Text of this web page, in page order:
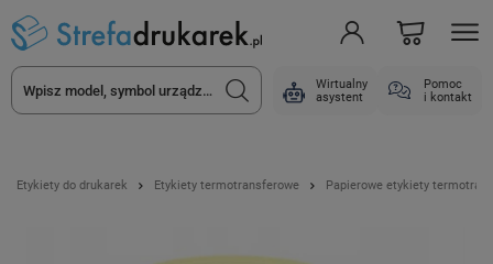
Wirtualny
asystent
Pomoc
i kontakt
Etykiety do drukarek Etykiety termotransferowe Papierowe etykiety